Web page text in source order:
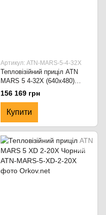
Артикул: ATN-MARS-5-4-32X
Тепловізійний приціл ATN
MARS 5 4-32X (640х480)
чорний
156 169 грн
Купити